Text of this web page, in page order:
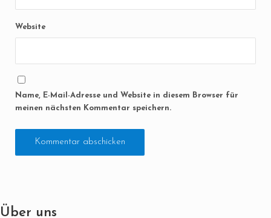
Website
Name, E-Mail-Adresse und Website in diesem Browser für
meinen nächsten Kommentar speichern.
Über uns